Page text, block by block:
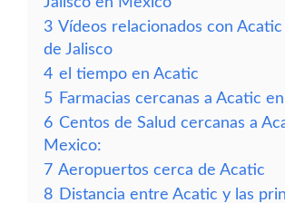
3 Vídeos relacionados con
de Jalisco
4 el tiempo en Acatic
5 Farmacias cercanas a Acatic
6 Centos de Salud cercanas a
Mexico:
7 Aeropuertos cerca de Acatic
8 Distancia entre Acatic y las